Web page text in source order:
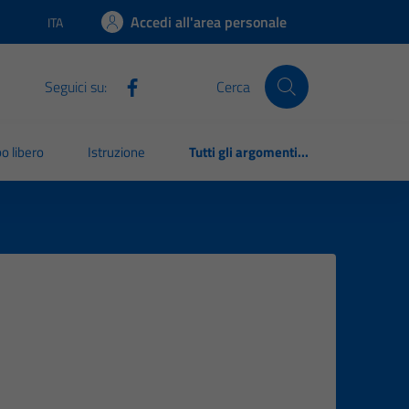
Lingua attiva:
ITA Accedi all'area personale
Seguici su: Cerca
libero Istruzione Tutti gli argomenti...